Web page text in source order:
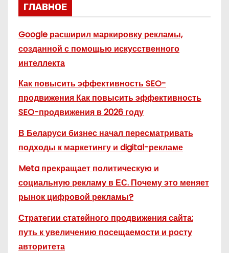
ГЛАВНОЕ
Google расширил маркировку рекламы,
созданной с помощью искусственного
интеллекта
Как повысить эффективность SEO-
продвижения Как повысить эффективность
SEO-продвижения в 2026 году
В Беларуси бизнес начал пересматривать
подходы к маркетингу и digital-рекламе
Meta прекращает политическую и
социальную рекламу в ЕС. Почему это меняет
рынок цифровой рекламы?
Стратегии статейного продвижения сайта:
путь к увеличению посещаемости и росту
авторитета